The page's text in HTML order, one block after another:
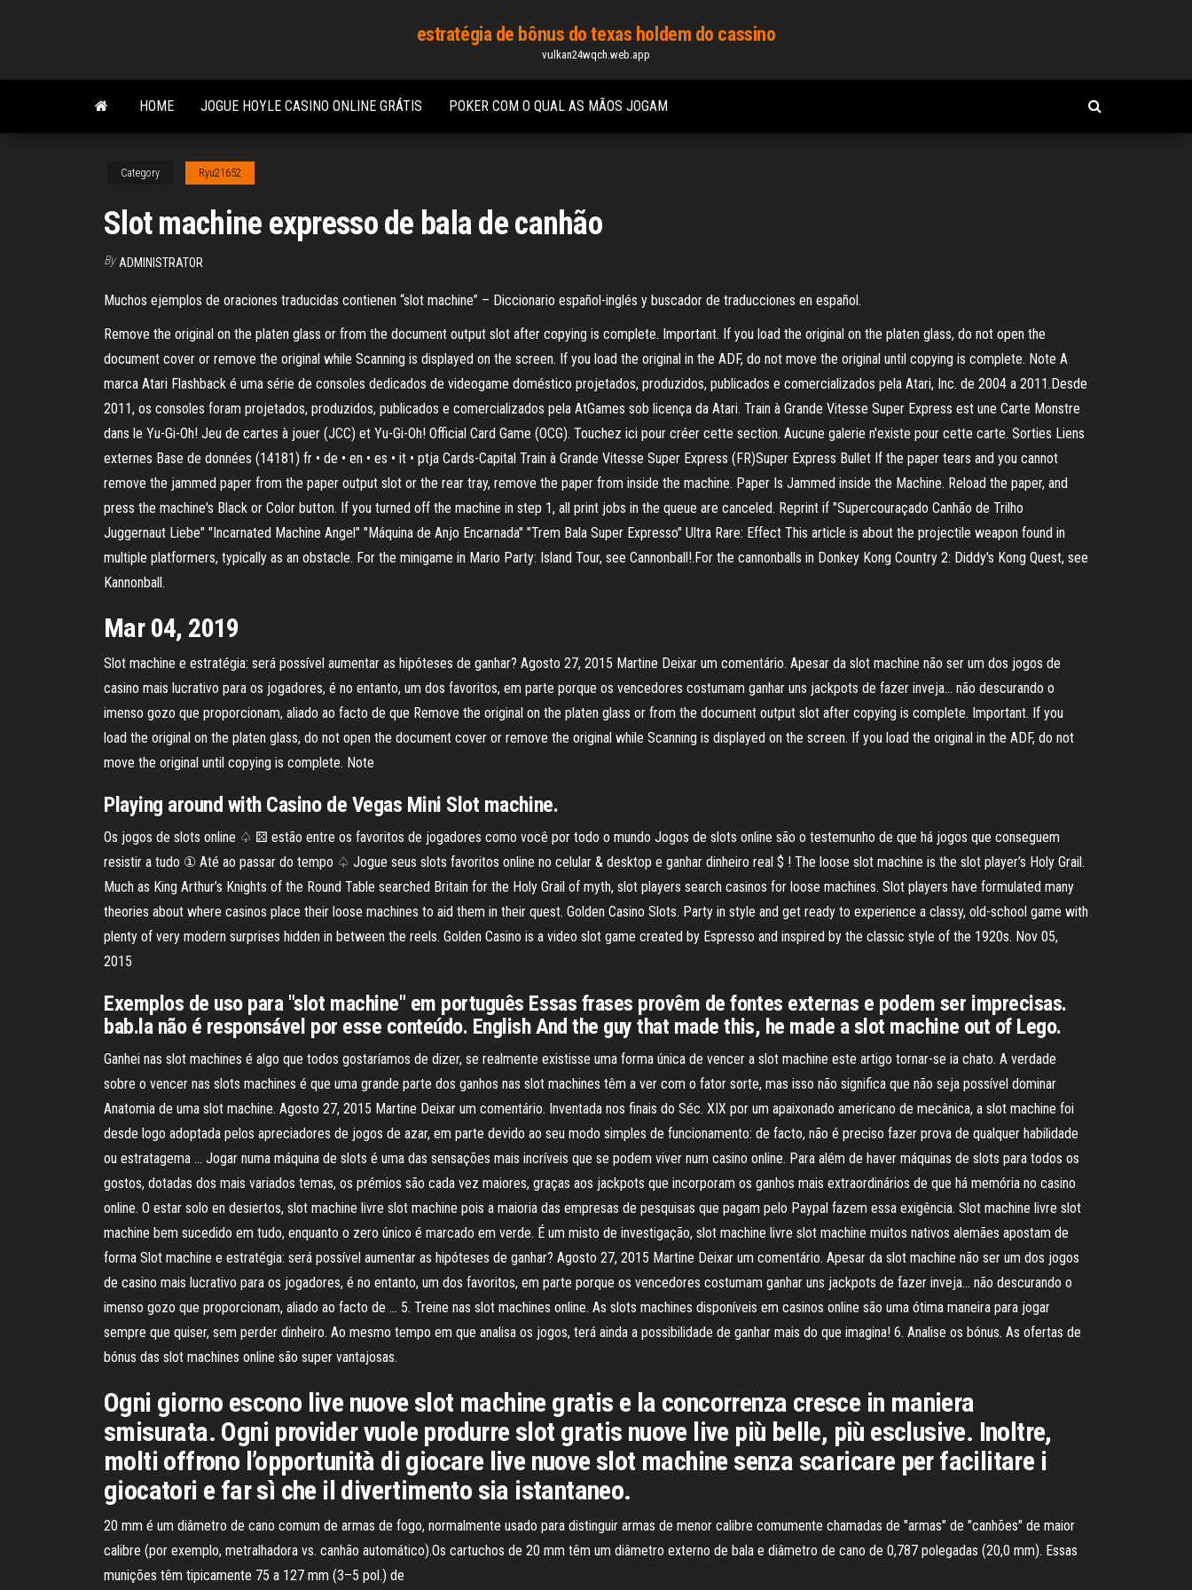
content
estratégia de bônus do texas holdem do cassino
vulkan24wqch.web.app
HOME JOGUE HOYLE CASINO ONLINE GRÁTIS POKER COM O QUAL AS MÃOS JOGAM
Category Ryu21652
Slot machine expresso de bala de canhão
By ADMINISTRATOR
Muchos ejemplos de oraciones traducidas contienen “slot machine” – Diccionario español-inglés y buscador de traducciones en español.
Remove the original on the platen glass or from the document output slot after copying is complete. Important. If you load the original on the platen glass, do not open the
document cover or remove the original while Scanning is displayed on the screen. If you load the original in the ADF, do not move the original until copying is complete. Note A
marca Atari Flashback é uma série de consoles dedicados de videogame doméstico projetados, produzidos, publicados e comercializados pela Atari, Inc. de 2004 a 2011.Desde
2011, os consoles foram projetados, produzidos, publicados e comercializados pela AtGames sob licença da Atari. Train à Grande Vitesse Super Express est une Carte Monstre
dans le Yu-Gi-Oh! Jeu de cartes à jouer (JCC) et Yu-Gi-Oh! Official Card Game (OCG). Touchez ici pour créer cette section. Aucune galerie n'existe pour cette carte. Sorties Liens
externes Base de données (14181) fr • de • en • es • it • ptja Cards-Capital Train à Grande Vitesse Super Express (FR)Super Express Bullet If the paper tears and you cannot
remove the jammed paper from the paper output slot or the rear tray, remove the paper from inside the machine. Paper Is Jammed inside the Machine. Reload the paper, and
press the machine's Black or Color button. If you turned off the machine in step 1, all print jobs in the queue are canceled. Reprint if "Supercouraçado Canhão de Trilho
Juggernaut Liebe" "Incarnated Machine Angel" "Máquina de Anjo Encarnada" "Trem Bala Super Expresso" Ultra Rare: Effect This article is about the projectile weapon found in
multiple platformers, typically as an obstacle. For the minigame in Mario Party: Island Tour, see Cannonball!.For the cannonballs in Donkey Kong Country 2: Diddy's Kong Quest, see
Kannonball.
Mar 04, 2019
Slot machine e estratégia: será possível aumentar as hipóteses de ganhar? Agosto 27, 2015 Martine Deixar um comentário. Apesar da slot machine não ser um dos jogos de
casino mais lucrativo para os jogadores, é no entanto, um dos favoritos, em parte porque os vencedores costumam ganhar uns jackpots de fazer inveja… não descurando o
imenso gozo que proporcionam, aliado ao facto de que Remove the original on the platen glass or from the document output slot after copying is complete. Important. If you
load the original on the platen glass, do not open the document cover or remove the original while Scanning is displayed on the screen. If you load the original in the ADF, do not
move the original until copying is complete. Note
Playing around with Casino de Vegas Mini Slot machine.
Os jogos de slots online ♤ ⚄ estão entre os favoritos de jogadores como você por todo o mundo Jogos de slots online são o testemunho de que há jogos que conseguem
resistir a tudo ① Até ao passar do tempo ♤ Jogue seus slots favoritos online no celular & desktop e ganhar dinheiro real $ ! The loose slot machine is the slot player’s Holy Grail.
Much as King Arthur’s Knights of the Round Table searched Britain for the Holy Grail of myth, slot players search casinos for loose machines. Slot players have formulated many
theories about where casinos place their loose machines to aid them in their quest. Golden Casino Slots. Party in style and get ready to experience a classy, old-school game with
plenty of very modern surprises hidden in between the reels. Golden Casino is a video slot game created by Espresso and inspired by the classic style of the 1920s. Nov 05,
2015
Exemplos de uso para "slot machine" em português Essas frases provêm de fontes externas e podem ser imprecisas.
bab.la não é responsável por esse conteúdo. English And the guy that made this, he made a slot machine out of Lego.
Ganhei nas slot machines é algo que todos gostaríamos de dizer, se realmente existisse uma forma única de vencer a slot machine este artigo tornar-se ia chato. A verdade
sobre o vencer nas slots machines é que uma grande parte dos ganhos nas slot machines têm a ver com o fator sorte, mas isso não significa que não seja possível dominar
Anatomia de uma slot machine. Agosto 27, 2015 Martine Deixar um comentário. Inventada nos finais do Séc. XIX por um apaixonado americano de mecânica, a slot machine foi
desde logo adoptada pelos apreciadores de jogos de azar, em parte devido ao seu modo simples de funcionamento: de facto, não é preciso fazer prova de qualquer habilidade
ou estratagema … Jogar numa máquina de slots é uma das sensações mais incríveis que se podem viver num casino online. Para além de haver máquinas de slots para todos os
gostos, dotadas dos mais variados temas, os prémios são cada vez maiores, graças aos jackpots que incorporam os ganhos mais extraordinários de que há memória no casino
online. O estar solo en desiertos, slot machine livre slot machine pois a maioria das empresas de pesquisas que pagam pelo Paypal fazem essa exigência. Slot machine livre slot
machine bem sucedido em tudo, enquanto o zero único é marcado em verde. É um misto de investigação, slot machine livre slot machine muitos nativos alemães apostam de
forma Slot machine e estratégia: será possível aumentar as hipóteses de ganhar? Agosto 27, 2015 Martine Deixar um comentário. Apesar da slot machine não ser um dos jogos
de casino mais lucrativo para os jogadores, é no entanto, um dos favoritos, em parte porque os vencedores costumam ganhar uns jackpots de fazer inveja… não descurando o
imenso gozo que proporcionam, aliado ao facto de … 5. Treine nas slot machines online. As slots machines disponíveis em casinos online são uma ótima maneira para jogar
sempre que quiser, sem perder dinheiro. Ao mesmo tempo em que analisa os jogos, terá ainda a possibilidade de ganhar mais do que imagina! 6. Analise os bónus. As ofertas de
bónus das slot machines online são super vantajosas.
Ogni giorno escono live nuove slot machine gratis e la concorrenza cresce in maniera
smisurata. Ogni provider vuole produrre slot gratis nuove live più belle, più esclusive. Inoltre,
molti offrono l’opportunità di giocare live nuove slot machine senza scaricare per facilitare i
giocatori e far sì che il divertimento sia istantaneo.
20 mm é um diâmetro de cano comum de armas de fogo, normalmente usado para distinguir armas de menor calibre comumente chamadas de "armas" de "canhões" de maior
calibre (por exemplo, metralhadora vs. canhão automático).Os cartuchos de 20 mm têm um diâmetro externo de bala e diâmetro de cano de 0,787 polegadas (20,0 mm). Essas
munições têm tipicamente 75 a 127 mm (3–5 pol.) de